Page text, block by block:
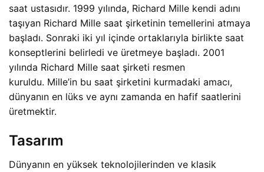
saat ustasıdır. 1999 yılında, Richard Mille kendi adını
taşıyan Richard Mille saat şirketinin temellerini atmaya
başladı. Sonraki iki yıl içinde ortaklarıyla birlikte saat
konseptlerini belirledi ve üretmeye başladı. 2001
yılında Richard Mille saat şirketi resmen
kuruldu. Mille’in bu saat şirketini kurmadaki amacı,
dünyanın en lüks ve aynı zamanda en hafif saatlerini
üretmektir.
Tasarım
Dünyanın en yüksek teknolojilerinden ve klasik